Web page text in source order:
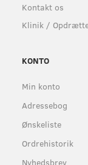
Kontakt os
Klinik /
KONTO
Min konto
Adressebog
Ønskeliste
Ordrehistorik
Nyhedsbrev